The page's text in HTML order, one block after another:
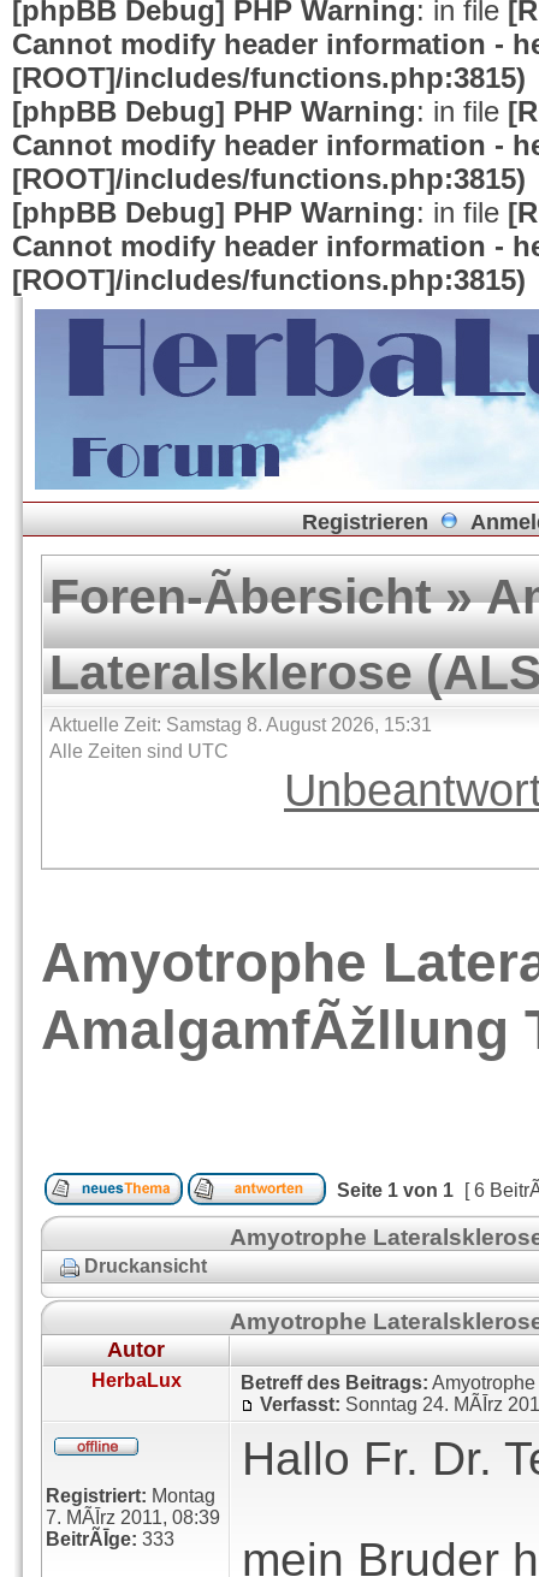
[phpBB Debug] PHP Warning: in file
Cannot modify header information -
[ROOT]/includes/functions.php:3815)
[phpBB Debug] PHP Warning: in file
Cannot modify header information -
[ROOT]/includes/functions.php:3815)
[phpBB Debug] PHP Warning: in file
Cannot modify header information -
[ROOT]/includes/functions.php:3815)
Registrieren
Foren-Ãbersicht»
Lateralsklerose
Aktuelle Zeit: Samstag 8. August 2026, 15:31
Alle Zeiten sind UTC
Amyotrophe
AmalgamfÃžllung
Seite 1 von 1 [ 6
Amyotrophe
Druckansicht
Amyotrophe
Autor
HerbaLux Betreff des Beitrags:
Verfasst: Sonntag 24. MÃĪrz
Registriert: Montag
7. MÃĪrz 2011, 08:39
BeitrÃĪge: 333
Hallo Fr. Dr.
mein Bruder